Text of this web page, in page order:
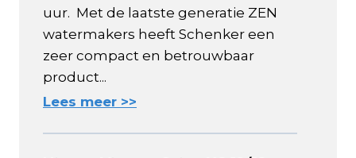
uur. Met de laatste generatie ZEN
watermakers heeft Schenker een
zeer compact en betrouwbaar
product...
Lees meer >>